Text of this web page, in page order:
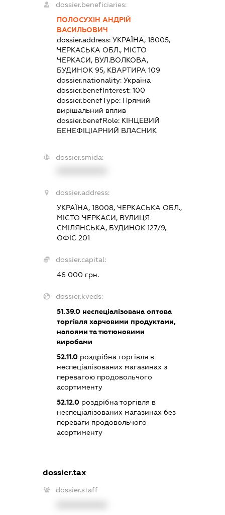
dossier.beneficiaries:
ПОЛОСУХІН АНДРІЙ
ВАСИЛЬОВИЧ
dossier.address:УКРАЇНА, 18005,
ЧЕРКАСЬКА ОБЛ., МІСТО
ЧЕРКАСИ, ВУЛ.ВОЛКОВА,
БУДИНОК 95, КВАРТИРА 109
dossier.nationality:Україна
dossier.benefInterest:100
dossier.benefType: Прямий
вирішальний вплив
dossier.benefRole: КІНЦЕВИЙ
БЕНЕФІЦІАРНИЙ ВЛАСНИК
dossier.smida:
dossier.address:
УКРАЇНА, 18008, ЧЕРКАСЬКА ОБЛ.,
МІСТО ЧЕРКАСИ, ВУЛИЦЯ
СМІЛЯНСЬКА, БУДИНОК 127/9,
ОФІС 201
dossier.capital:
46 000 грн.
dossier.kveds:
51.39.0 неспеціалізована оптова
торгівля харчовими продуктами,
напоями та тютюновими
виробами
52.11.0 роздрібна торгівля в
неспеціалізованих магазинах з
перевагою продовольчого
асортименту
52.12.0 роздрібна торгівля в
неспеціалізованих магазинах без
переваги продовольчого
асортименту
dossier.tax
dossier.staff